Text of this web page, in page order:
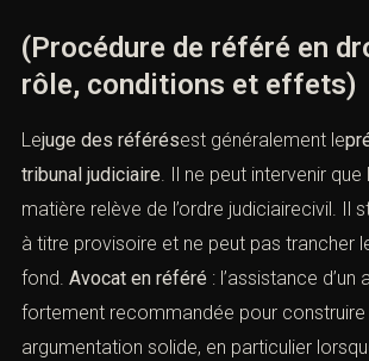
(Procédure de référé en
rôle, conditions et effets)
Lejuge des référésest généralement le
tribunal judiciaire. Il ne peut intervenir que
matière relève de l’ordre judiciairecivil. Il
à titre provisoire et ne peut pas trancher
fond. Avocat en référé : l’assistance
fortement recommandée pour construire
argumentation solide, en particulier